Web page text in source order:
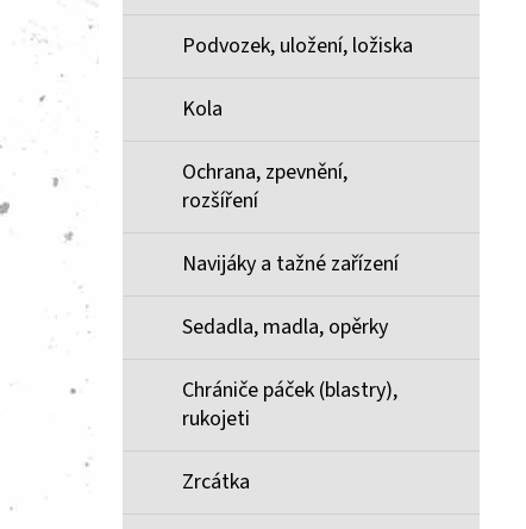
Podvozek, uložení, ložiska
Kola
Ochrana, zpevnění,
rozšíření
Navijáky a tažné zařízení
Sedadla, madla, opěrky
Chrániče páček (blastry),
rukojeti
Zrcátka